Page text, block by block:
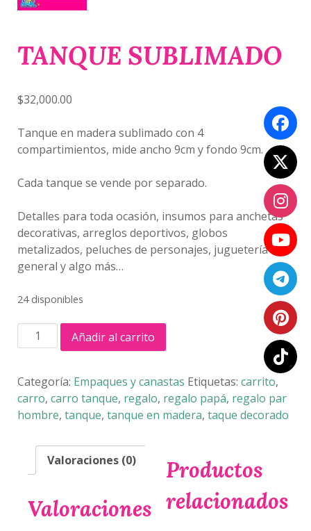
TANQUE SUBLIMADO
$32,000.00
Tanque en madera sublimado con 4
compartimientos, mide ancho 9cm y fondo 9cm.
Cada tanque se vende por separado.
Detalles para toda ocasión, insumos para anchetas
decorativas, arreglos deportivos, globos
metalizados, peluches de personajes, juguetería
general y algo más…
24 disponibles
TANQUE
SUBLIMADO
Añadir al carrito
Categoría: Empaques y canastas Etiquetas: carrito,
carro, carro tanque, regalo, regalo papá, regalo par
hombre, tanque, tanque en madera, taque decorado
Valoraciones (0)
Valoraciones
Productos
relacionados